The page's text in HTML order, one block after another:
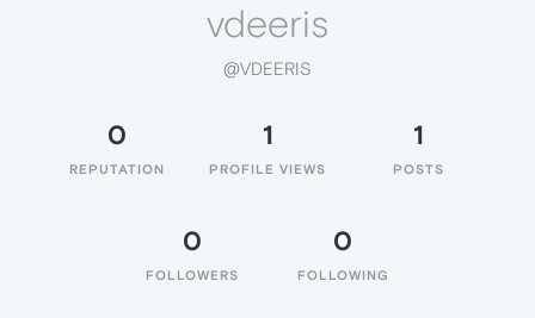
vdeeris
@VDEERIS
0
REPUTATION
1
PROFILE VIEWS
1
POSTS
0
FOLLOWERS
0
FOLLOWING